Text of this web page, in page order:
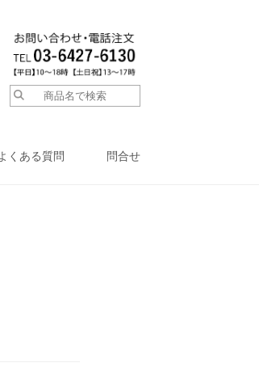
くある質問 問合せ